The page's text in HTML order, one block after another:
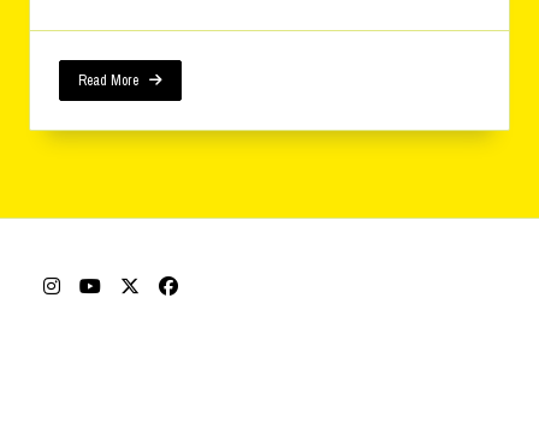
Read More